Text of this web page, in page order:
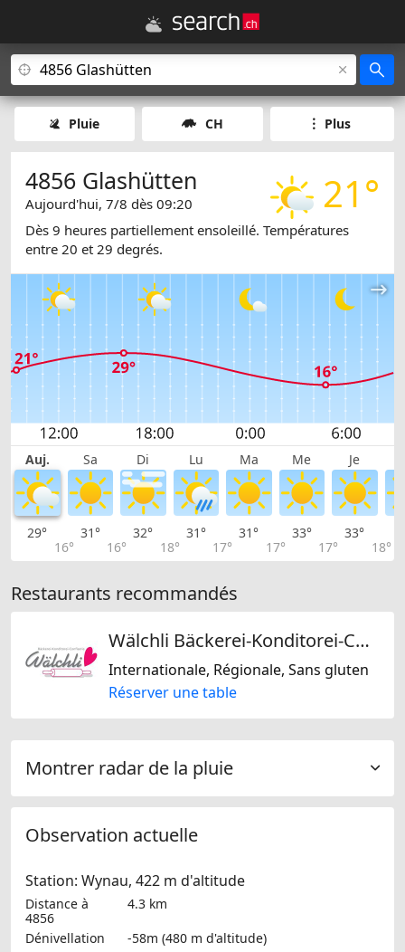
Pluie CH Plus
21°
4856 Glashütten
Aujourd'hui, 7/8 dès 09:20
Dès 9 heures partiellement ensoleillé. Températures
entre 20 et 29 degrés.
Auj. Sa Di Lu Ma Me Je
29°
16°
31°
16°
32°
18°
31°
17°
31°
17°
33°
17°
33°
18°
Restaurants recommandés
Wälchli Bäckerei-Konditorei-Confiserie GmbH
Internationale, Régionale, Sans gluten
Réserver une table
Montrer radar de la pluie
Observation actuelle
Station: Wynau, 422 m d'altitude
Distance à
4856
4.3 km
Dénivellation
-58m (480 m d'altitude)